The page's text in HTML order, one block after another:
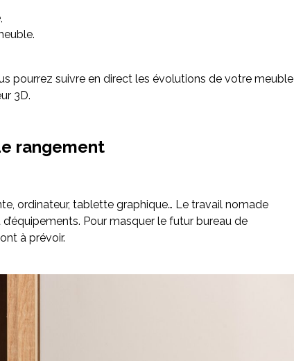
pourrez suivre en direct les évolutions de votre meuble
3D.
rangement
ordinateur, tablette graphique… Le travail nomade
Pour masquer le futur bureau de
à prévoir.